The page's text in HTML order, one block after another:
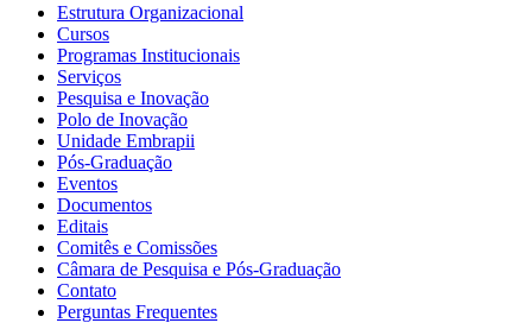
Estrutura Organizacional
Cursos
Programas Institucionais
Serviços
Pesquisa e Inovação
Polo de Inovação
Unidade Embrapii
Pós-Graduação
Eventos
Documentos
Editais
Comitês e Comissões
Câmara de Pesquisa e Pós-Graduação
Contato
Perguntas Frequentes